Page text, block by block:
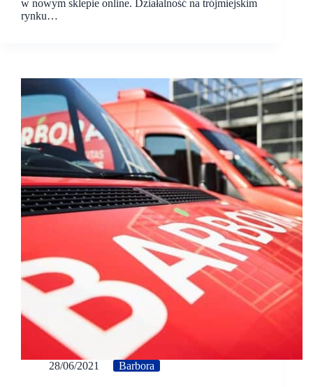
w nowym sklepie online. Działalność na trójmiejskim
rynku…
28/06/2021 Barbora